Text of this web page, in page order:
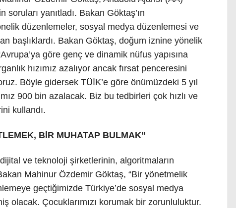
soruları yanıtladı. Bakan Göktaş’ın
düzenlemeler, sosyal medya düzenlemesi ve
başlıklardı. Bakan Göktaş, doğum iznine yönelik
göre genç ve dinamik nüfus yapısına
hızımız azalıyor ancak fırsat penceresini
Böyle gidersek TÜİK’e göre önümüzdeki 5 yıl
900 bin azalacak. Biz bu tedbirleri çok hızlı ve
kullandı.
BİR MUHATAP BULMAK”
ve teknoloji şirketlerinin, algoritmaların
Mahinur Özdemir Göktaş, “Bir yönetmelik
geçtiğimizde Türkiye’de sosyal medya
olacak. Çocuklarımızı korumak bir zorunluluktur.